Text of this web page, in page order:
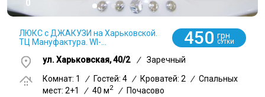
0
ЛЮКС с ДЖАКУЗИ на Харьковской.
ТЦ Мануфактура. WI-...
450 грн
СУТКИ
ул. Харьковская, 40/2 /
Заречный
Комнат: 1
/ Гостей: 4 / Кроватей: 2 / Спальных
мест: 2+1
/ 40 м2 / Почасово